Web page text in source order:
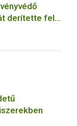
derítette fel a